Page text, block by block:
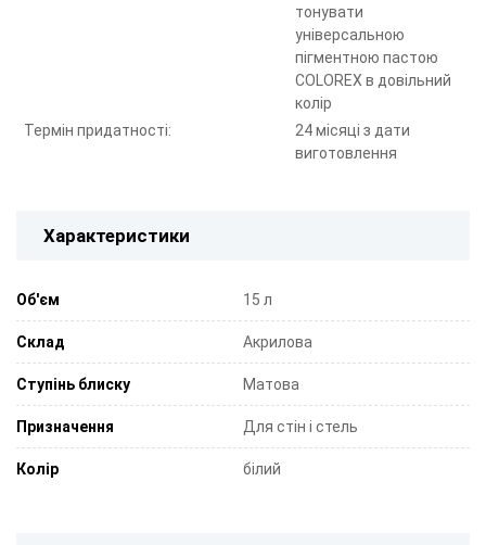
тонувати
універсальною
пігментною пастою
COLOREX в довільний
колір
Термін придатності:
24 місяці з дати
виготовлення
Характеристики
Об'єм 15 л
Склад Акрилова
Ступінь блиску Матова
Призначення Для стін і стель
Колір білий